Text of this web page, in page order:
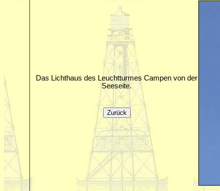
Das Lichthaus des Leuchtturmes Campen von der
Seeseite.